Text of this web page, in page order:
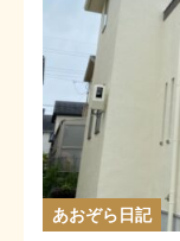
あおぞら日記